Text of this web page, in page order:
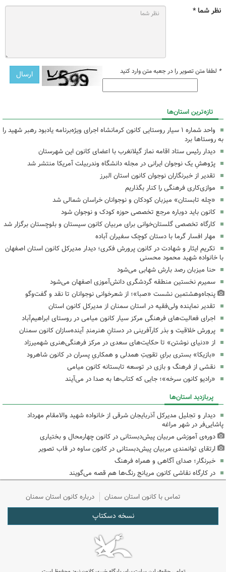
نظر شما *
* لطفا متن تصویر را در جعبه متن وارد کنید
تازه‌ترین استان‌ها
واحد شماره ۱ سیار روستایی کانون کرمانشاه اجرای ویژه‌برنامه یادبود رهبر شهید را
به روستاها برد
دیدار رئیس ستاد اقامه نماز گیلانغرب با اعضای کانون این شهرستان
پژوهشِ یک نوجوان ایرانی در مجله دانشگاه وندربیلت آمریکا منتشر شد
تقدیر از خبرنگاران نوجوان کانون استان البرز
موازی‌کاری فرهنگی را کنار بگذاریم
«چله تابستان» میزبان کودکان و نوجوانان خراسان شمالی شد
کانون باید دوباره مرجع تخصصی حوزه کودک و نوجوان شود
کارگاه تخصصی گلستان‌خوانی برای مربیان کانون سیستان و بلوچستان برگزار شد
مهار افسار گرما با دستان کوچک سفیران آباده
تکریم ایثار و شهادت در کانون پرورش فکری؛ دیدار مدیرکل کانون استان اصفهان
با خانواده شهید محمود محسنی
حنا میزبان رصد بارش شهابی می‌شود
سمیرم نخستین منطقه گردشگری دانش‌آموزی اصفهان می‌شود
پنجاه‌وهشتمین نشست «صبا»؛ از شعرخوانی نوجوانان تا نقد و گفت‌وگو
تقدیر نماینده ولی‌فقیه در استان سمنان از مدیرکل کانون استان
اجرای فعالیت‌های فرهنگی مرکز سیار کانون میامی در روستای ابراهیم‌آباد
پرورش خلاقیت و بذر کارآفرینی در دستانِ هنرمندِ آینده‌سازان کانون سمنان
از «دنیای نوشتن» تا حکایت‌های سعدی در مرکز فرهنگی‌هنری شهمیرزاد
«بازیکا» بستری برایِ تقویتِ همدلی و همکاریِ پسران در کانون شاهرود
نقشی از فرهنگ و بازی در توسعه تابستانه کانون میامی
«رادیو کانون سرخه»؛ جایی که کتاب‌ها به صدا در می‌آیند
پربازدید استان‌ها
دیدار و تجلیل مدیرکل آذربایجان شرقی از خانواده شهید والامقام مهرداد
پاشایی‌فر در شهر مراغه
دوره‌ی آموزشی مربیان پیش‌دبستانی در کانون چهارمحال و بختیاری
ارتقای توانمندی مربیان پیش‌دبستانی در کانون ساوه در قاب تصویر
خبرنگار؛ صدای آگاهی و همراه فرهنگ
در کارگاه نقاشی کانون مریانج رنگ‌ها هم قصه می‌گویند
تماس با کانون استان سمنان درباره کانون استان سمنان
نسخه دسکتاپ